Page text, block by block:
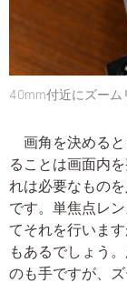
40mm付近にズーム
画角を決めると
ることは画面内
れは必要なもの
です。単焦点レ
てそれを行いま
もあるでしょう
のも手ですが、